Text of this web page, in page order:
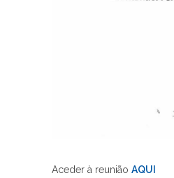
Aceder à reunião AQUI